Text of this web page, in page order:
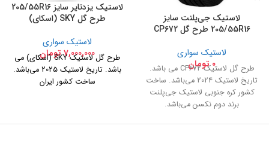
لاستیک جی‌پلنت سایز
205/55R16 طرح گل CP672
لاستیک سواری
0 تومان
طرح گل لاستیک CP672 می باشد.
تاریخ لاستیک 2024 می‌باشد. ساخت
کشور کره جنوبی لاستیک جی‌پلنت
برند دوم نکسن می‌باشد.
لاستیک یزدتایر سایز 205/55R16
طرح گل SKY (اسکای)
لاستیک سواری
7,000,000تومان
طرح گل لاستیک SKY (اسکای) می
باشد. تاریخ لاستیک 2025 می‌باشد.
ساخت کشور ایران